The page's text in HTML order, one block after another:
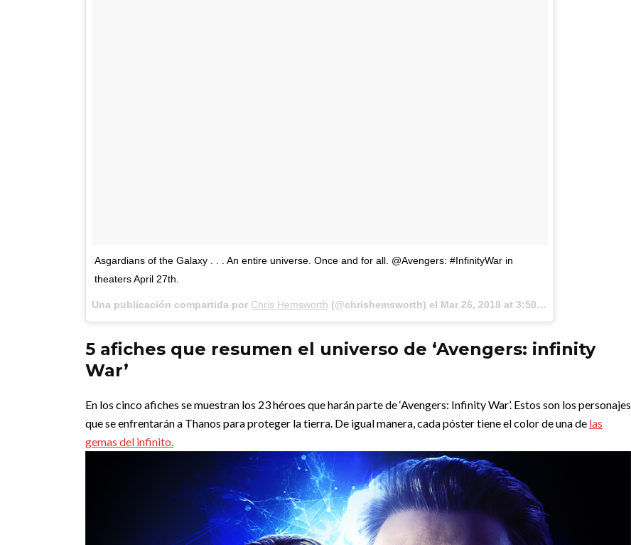
Asgardians of the Galaxy . . . An entire universe. Once and for all. @Avengers: #InfinityWar in
theaters April 27th.
Una publicación compartida por Chris Hemsworth (@chrishemsworth) el Mar 26, 2018 at 3:50 PDT
5 afiches que resumen el universo de ‘Avengers: infinity
War’
En los cinco afiches se muestran los 23 héroes que harán parte de ‘Avengers: Infinity War’. Estos son los personajes
que se enfrentarán a Thanos para proteger la tierra. De igual manera, cada póster tiene el color de una de las
gemas del infinito.